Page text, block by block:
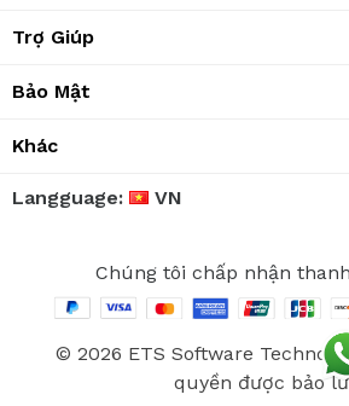
Trợ Giúp
Bảo Mật
Khác
Langguage: VN
Chúng tôi chấp nhận
© 2026 ETS Software
quyền được bảo